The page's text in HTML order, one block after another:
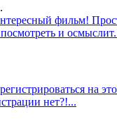
фильм!
и
на
нет?!...